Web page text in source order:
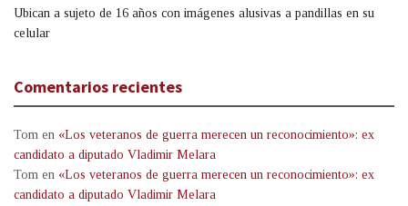
Ubican a sujeto de 16 años con imágenes alusivas a pandillas en su
celular
Comentarios recientes
Tom en «Los veteranos de guerra merecen un reconocimiento»: ex
candidato a diputado Vladimir Melara
Tom en «Los veteranos de guerra merecen un reconocimiento»: ex
candidato a diputado Vladimir Melara